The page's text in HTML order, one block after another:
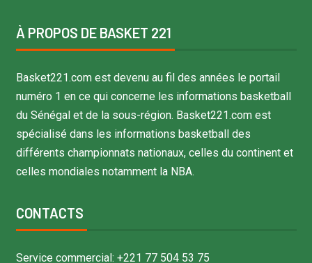
À PROPOS DE BASKET 221
Basket221.com est devenu au fil des années le portail
numéro 1 en ce qui concerne les informations basketball
du Sénégal et de la sous-région. Basket221.com est
spécialisé dans les informations basketball des
différents championnats nationaux, celles du continent et
celles mondiales notamment la NBA.
CONTACTS
Service commercial: +221 77 504 53 75